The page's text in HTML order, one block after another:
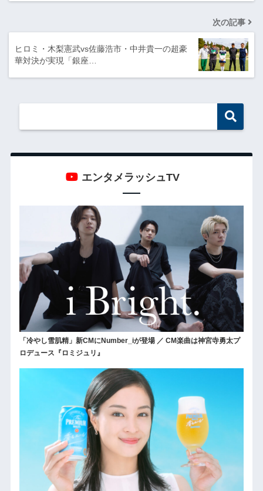
次の記事
ヒロミ・木梨憲武vs佐藤浩市・中井貴一の超豪
華対決が実現「銀座…
エンタメラッシュTV
「冷やし雪肌精」新CMにNumber_iが登場 ／ CM楽曲は神宮寺勇太プ
ロデュース『ロミジュリ』